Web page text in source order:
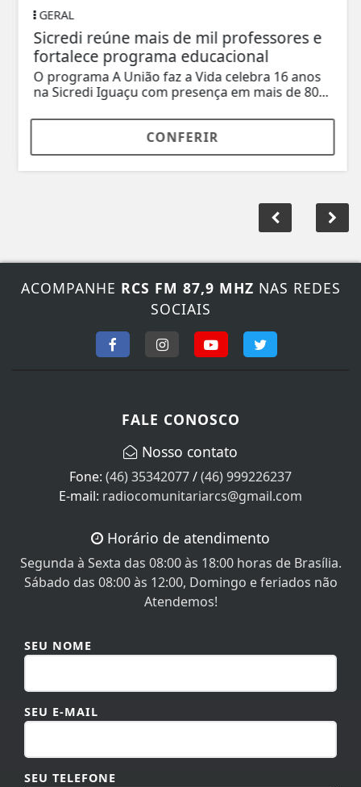
GERAL
Sicredi reúne mais de mil professores e
fortalece programa educacional
O programa A União faz a Vida celebra 16 anos
na Sicredi Iguaçu com presença em mais de 80...
CONFERIR
ACOMPANHE RCS FM 87,9 MHZ NAS REDES
SOCIAIS
FALE CONOSCO
Nosso contato
Fone: (46) 35342077/(46) 999226237
E-mail: radiocomunitariarcs@gmail.com
Horário de atendimento
Segunda à Sexta das 08:00 às 18:00 horas de Brasília.
Sábado das 08:00 às 12:00, Domingo e feriados não
Atendemos!
SEU NOME
SEU E-MAIL
SEU TELEFONE